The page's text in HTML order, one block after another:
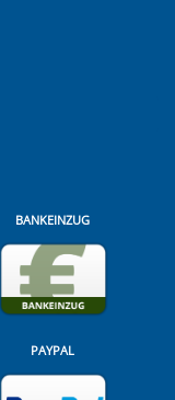
BANKEINZUG
PAYPAL